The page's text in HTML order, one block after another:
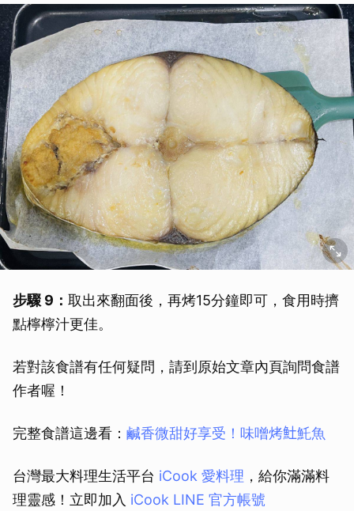
步驟 9： 取出來翻面後，再烤15分鐘即可，食用時擠
點檸檸汁更佳。
若對該食譜有任何疑問，請到原始文章內頁詢問食譜
作者喔！
完整食譜這邊看： 鹹香微甜好享受！味噌烤𩵚魠魚
台灣最大料理生活平台 iCook 愛料理 ，給你滿滿料
理靈感！立即加入 iCook LINE 官方帳號